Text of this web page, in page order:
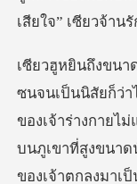
ดาวน์โหลด
ของเจ้าร่างกายไ
บนภูเขา